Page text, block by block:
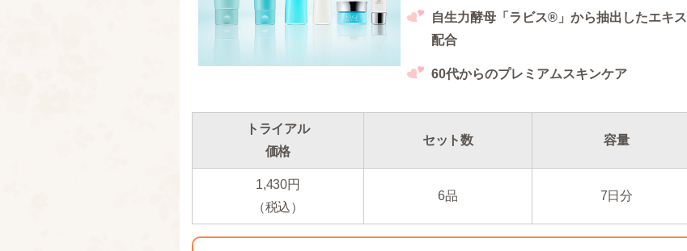
自生力酵母「ラビス®」から抽出したエキス
配合
60代からのプレミアムスキンケア
トライアル
価格
セット数 容量
1,430円
（税込）
6品 7日分